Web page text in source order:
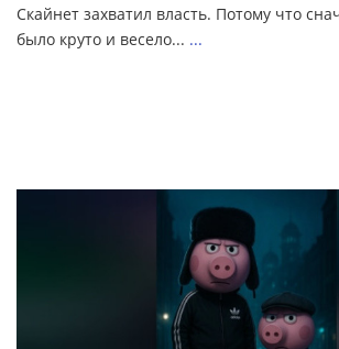
Скайнет захватил власть. Потому что
было круто и весело... ...